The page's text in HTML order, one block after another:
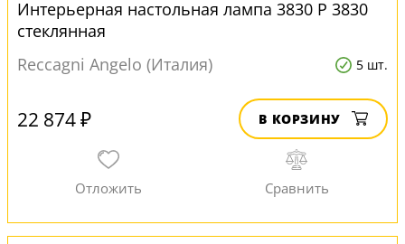
Интерьерная настольная лампа 3830 P 3830
стеклянная
Reccagni Angelo (Италия)
5 шт.
22 874 ₽ В КОРЗИНУ